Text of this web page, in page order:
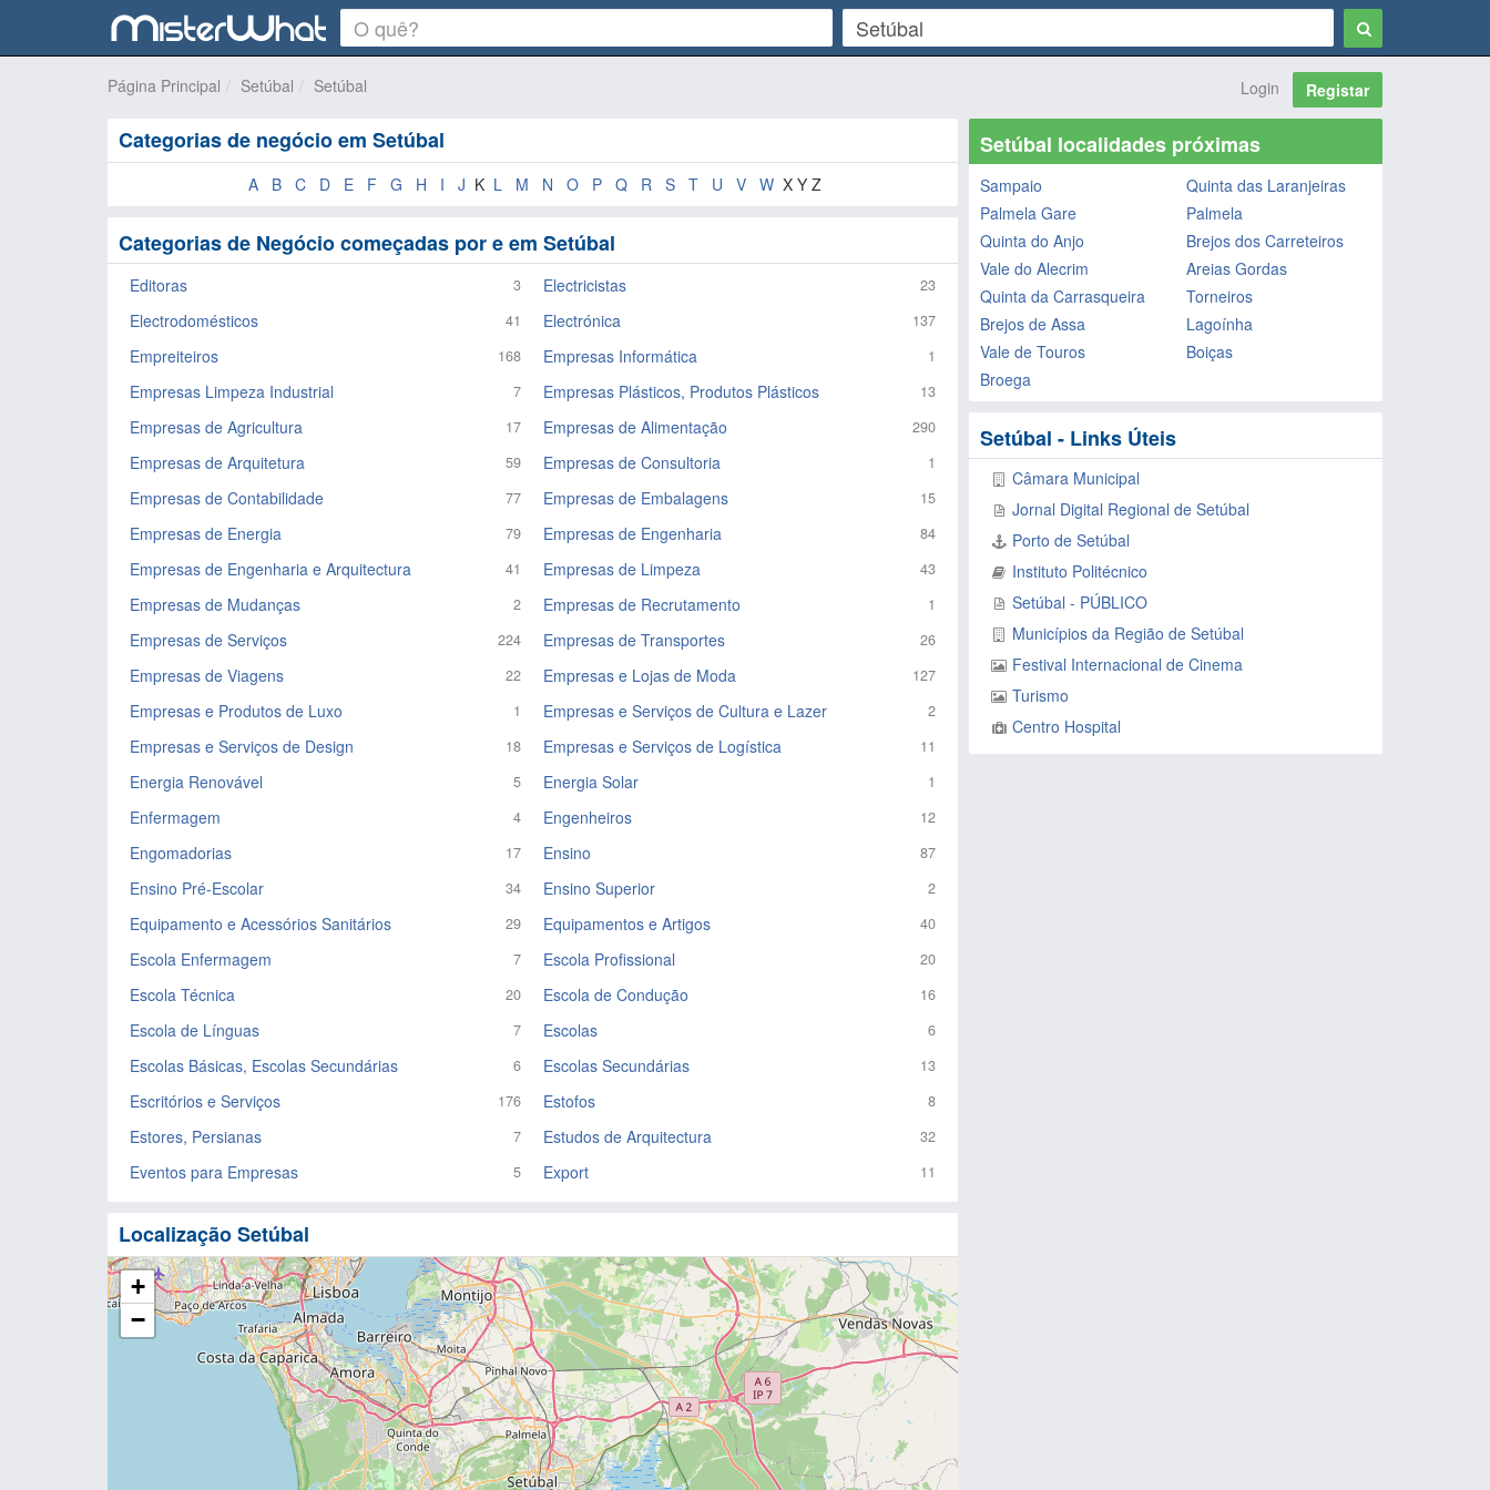
Página Principal Setúbal Setúbal Login Registar
Categorias de negócio em Setúbal
A B C D E F G H I J K L M N O P Q R S T U V W X Y Z
Categorias de Negócio começadas por e em Setúbal
Editoras 3 Electricistas 23
Electrodomésticos 41 Electrónica 137
Empreiteiros 168 Empresas Informática 1
Empresas Limpeza Industrial 7 Empresas Plásticos, Produtos Plásticos 13
Empresas de Agricultura 17 Empresas de Alimentação 290
Empresas de Arquitetura 59 Empresas de Consultoria 1
Empresas de Contabilidade 77 Empresas de Embalagens 15
Empresas de Energia 79 Empresas de Engenharia 84
Empresas de Engenharia e Arquitectura 41 Empresas de Limpeza 43
Empresas de Mudanças 2 Empresas de Recrutamento 1
Empresas de Serviços 224 Empresas de Transportes 26
Empresas de Viagens 22 Empresas e Lojas de Moda 127
Empresas e Produtos de Luxo 1 Empresas e Serviços de Cultura e Lazer 2
Empresas e Serviços de Design 18 Empresas e Serviços de Logística 11
Energia Renovável 5 Energia Solar 1
Enfermagem 4 Engenheiros 12
Engomadorias 17 Ensino 87
Ensino Pré-Escolar 34 Ensino Superior 2
Equipamento e Acessórios Sanitários 29 Equipamentos e Artigos 40
Escola Enfermagem 7 Escola Profissional 20
Escola Técnica 20 Escola de Condução 16
Escola de Línguas 7 Escolas 6
Escolas Básicas, Escolas Secundárias 6 Escolas Secundárias 13
Escritórios e Serviços 176 Estofos 8
Estores, Persianas 7 Estudos de Arquitectura 32
Eventos para Empresas 5 Export 11
Localização Setúbal
+
−
Setúbal localidades próximas
Sampaio
Quinta das Laranjeiras
Palmela Gare
Palmela
Quinta do Anjo
Brejos dos Carreteiros
Vale do Alecrim
Areias Gordas
Quinta da Carrasqueira
Torneiros
Brejos de Assa
Lagoínha
Vale de Touros
Boiças
Broega
Setúbal - Links Úteis
Câmara Municipal
Jornal Digital Regional de Setúbal
Porto de Setúbal
Instituto Politécnico
Setúbal - PÚBLICO
Municípios da Região de Setúbal
Festival Internacional de Cinema
Turismo
Centro Hospital